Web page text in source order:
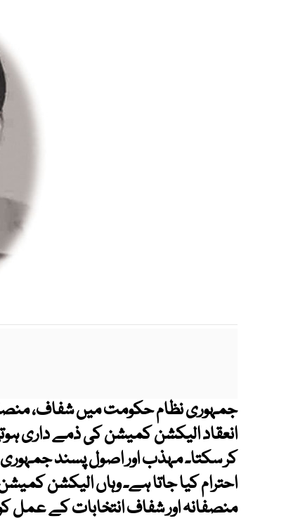
جمہوری نظام حکومت میں شفاف،
انعقاد الیکشن کمیشن کی ذمے داری
کر سکتا۔ مہذب اور اصول پسند جمہوری
احترام کیا جاتا ہے۔ وہاں الیکشن
منصفانہ اور شفاف انتخابات کے عمل کو